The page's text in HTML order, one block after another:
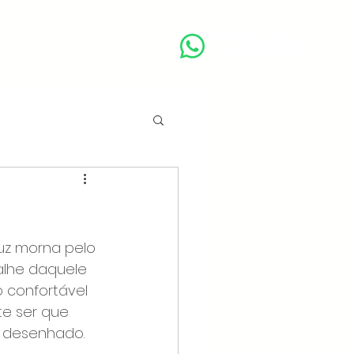
morna pelo
daquele
confortável
ser que